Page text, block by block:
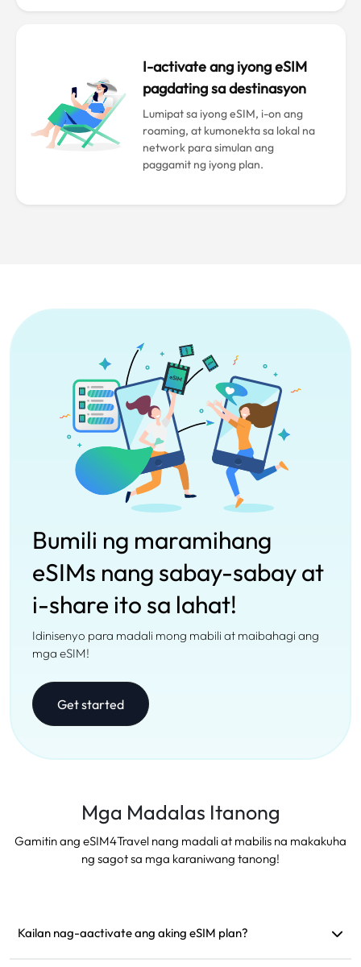
I-activate ang iyong eSIM
pagdating sa destinasyon
Lumipat sa iyong eSIM, i-on ang
roaming, at kumonekta sa lokal na
network para simulan ang
paggamit ng iyong plan.
Bumili ng maramihang
eSIMs nang sabay-sabay at
i-share ito sa lahat!
Idinisenyo para madali mong mabili at maibahagi ang
mga eSIM!
Get started
Mga Madalas Itanong
Gamitin ang eSIM4Travel nang madali at mabilis na makakuha
ng sagot sa mga karaniwang tanong!
Kailan nag-aactivate ang aking eSIM plan?